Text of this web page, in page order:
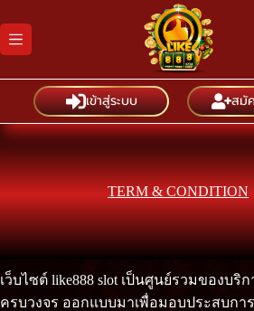
to
content
เข้าสู่ระบบ สมั
TERM & CONDITION
เว็บไซต์ like888 slot เป็นศูนย์รวมของบ
ครบวงจร ออกแบบมาเพื่อมอบประสบก